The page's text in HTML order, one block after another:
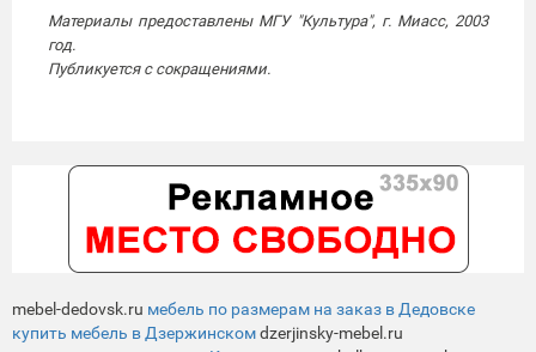
Материалы предоставлены МГУ "Культура", г. Миасс, 2003
год.
Публикуется с сокращениями.
mebel-dedovsk.ru мебель по размерам на заказ в Дедовске
купить мебель в Дзержинскомdzerjinsky-mebel.ru